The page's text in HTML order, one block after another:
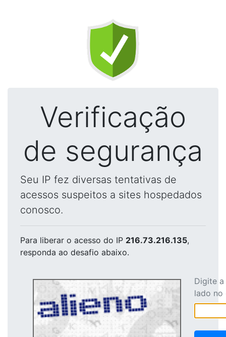
Verificação
de segurança
Seu IP fez diversas tentativas de
acessos suspeitos a sites hospedados
conosco.
Para liberar o acesso do IP 216.73.216.135,
responda ao desafio abaixo.
Digite
lado no